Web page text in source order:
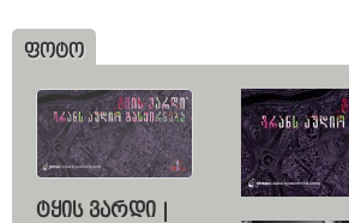
ᲤᲝᲢᲝ
ᲢᲧᲘᲡ ᲕᲐᲠᲓᲘ |